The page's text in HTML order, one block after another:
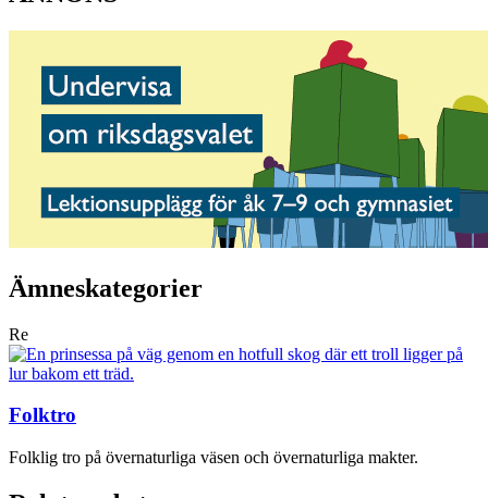
Ämneskategorier
Re
Folktro
Folklig tro på övernaturliga väsen och övernaturliga makter.